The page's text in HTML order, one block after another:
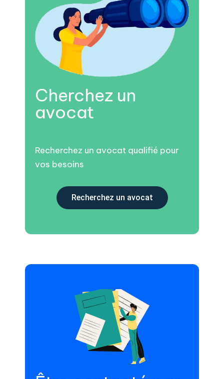
Cherchez un
avocat
Recherchez un avocat qualifié pour
vos besoins
Recherchez un avocat